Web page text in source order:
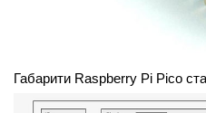
Габарити Raspberry Pi Pico